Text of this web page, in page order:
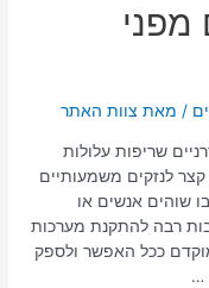
מפני
/ מאת צוות האתר
שריפות עלולות
לנזקים משמעותיים
שוהים אנשים או
רבה להתקנת מערכות
ככל האפשר ולספק
…